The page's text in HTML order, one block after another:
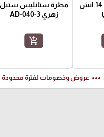
شنط ابتدائي 14 انش
مطرة ستانليس ستيل
زهري AD-040-3
add_shopping_cart
more_horiz عروض وخصومات لفترة محدودة